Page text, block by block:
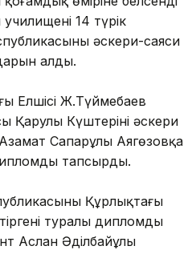
14 түрік
әскери-саяси
алды.
Елшісі Ж.Түймебаев
Қарулы Күштерінің әскери
Сапарұлы Аягөзовқа
дипломды тапсырды.
Құрлықтағы
туралы дипломды
Аслан Әділбайұлы